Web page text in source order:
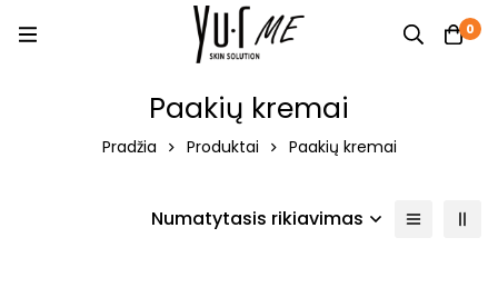
0
Paakių kremai
Pradžia Produktai Paakių kremai
Numatytasis rikiavimas